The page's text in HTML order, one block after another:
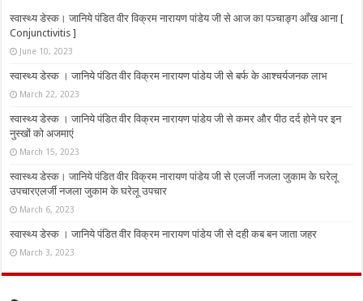
स्वास्थ्य डेस्क। जानिये पंडित वीर विक्रम नारायण पांडेय जी से आज का पञ्चाङ्ग आँख आना [
Conjunctivitis ]
June 10, 2023
स्वास्थ्य डेस्क । जानिये पंडित वीर विक्रम नारायण पांडेय जी से बर्फ के आश्चर्यजनक लाभ
March 22, 2023
स्वास्थ्य डेस्क । जानिये पंडित वीर विक्रम नारायण पांडेय जी से कमर और पीठ दर्द होने पर इन
नुस्‍खों को अजमाएं
March 15, 2023
स्वास्थ्य डेस्क। जानिये पंडित वीर विक्रम नारायण पांडेय जी से एलर्जी नजला जुकाम के घरेलू
उपचारएलर्जी नजला जुकाम के घरेलू उपचार
March 6, 2023
स्वास्थ्य डेस्क । जानिये पंडित वीर विक्रम नारायण पांडेय जी से दही कब बन जाता जहर
March 3, 2023